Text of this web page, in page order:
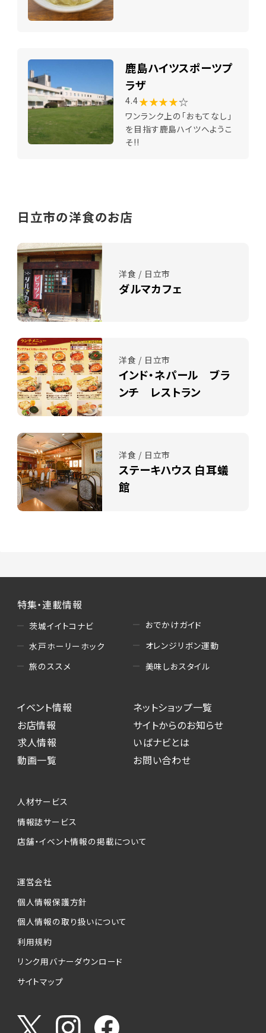
鹿島ハイツスポーツプ
ラザ
4.4★★★★☆
ワンランク上の「おもてなし」
を目指す鹿島ハイツへようこ
そ!!
日立市の洋食のお店
洋食 / 日立市
ダルマカフェ
洋食 / 日立市
インド・ネパール ブラ
ンチ レストラン
洋食 / 日立市
ステーキハウス 白耳蟻
館
特集・連載情報
茨城イイトコナビ
水戸ホーリーホック
旅のススメ
おでかけガイド
オレンジリボン運動
美味しおスタイル
イベント情報
お店情報
求人情報
動画一覧
ネットショップ一覧
サイトからのお知らせ
いばナビとは
お問い合わせ
人材サービス
情報誌サービス
店舗・イベント情報の掲載について
運営会社
個人情報保護方針
個人情報の取り扱いについて
利用規約
リンク用バナーダウンロード
サイトマップ